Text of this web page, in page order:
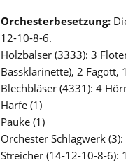
Orchesterbesetzung:
12-10-8-6.
Holzbälser (3333): 3
Bassklarinette), 2 Fagott,
Blechbläser (4331): 4
Harfe (1)
Pauke (1)
Orchester Schlagwerk
Streicher (14-12-10-8-6):